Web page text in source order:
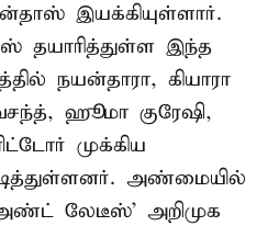
இயக்கியுள்ளார்.
தயாரித்துள்ள இந்த
நயன்தாரா, கியாரா
ஹூமா குரேஷி,
முக்கிய
அண்மையில்
லேடீஸ்' அறிமுக